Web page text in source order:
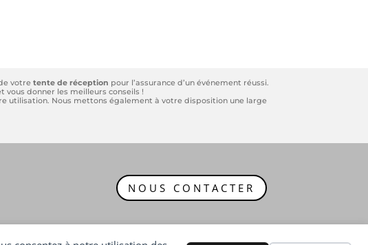
votre tente de réception pour l’assurance d’un événement réussi.
vous donner les meilleurs conseils !
utilisation. Nous mettons également à votre disposition une large
NOUS CONTACTER